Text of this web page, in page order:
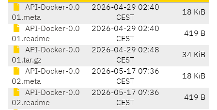
API-Docker-0.0
01.meta
2026-04-29 02:40
CEST
18 KiB
API-Docker-0.0
01.readme
2026-04-29 02:40
CEST
419 B
API-Docker-0.0
01.tar.gz
2026-04-29 02:48
CEST
34 KiB
API-Docker-0.0
02.meta
2026-05-17 07:36
CEST
18 KiB
API-Docker-0.0
02.readme
2026-05-17 07:36
CEST
419 B